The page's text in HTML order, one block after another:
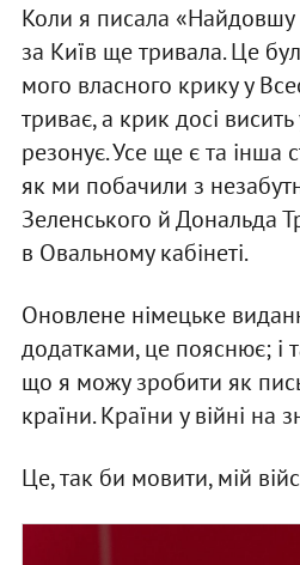
Коли я писала
за Київ ще тривала. Це
мого власного крику у
триває, а крик досі
резонує. Усе ще є та інша
як ми побачили з
Зеленського й Дональда
в Овальному кабінеті.
Оновлене німецьке
додатками, це пояснює; і
що я можу зробити як
країни. Країни у війні на
Це, так би мовити, мій